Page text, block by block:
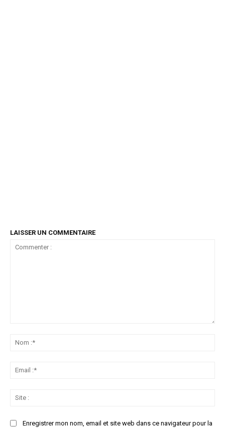
LAISSER UN COMMENTAIRE
Enregistrer mon nom, email et site web dans ce navigateur pour la